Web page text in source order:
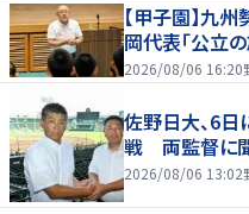
【甲子園】九
岡代表「公立
2026/08/06 16:20
佐野日大、6
戦 両監督に
2026/08/06 13:02